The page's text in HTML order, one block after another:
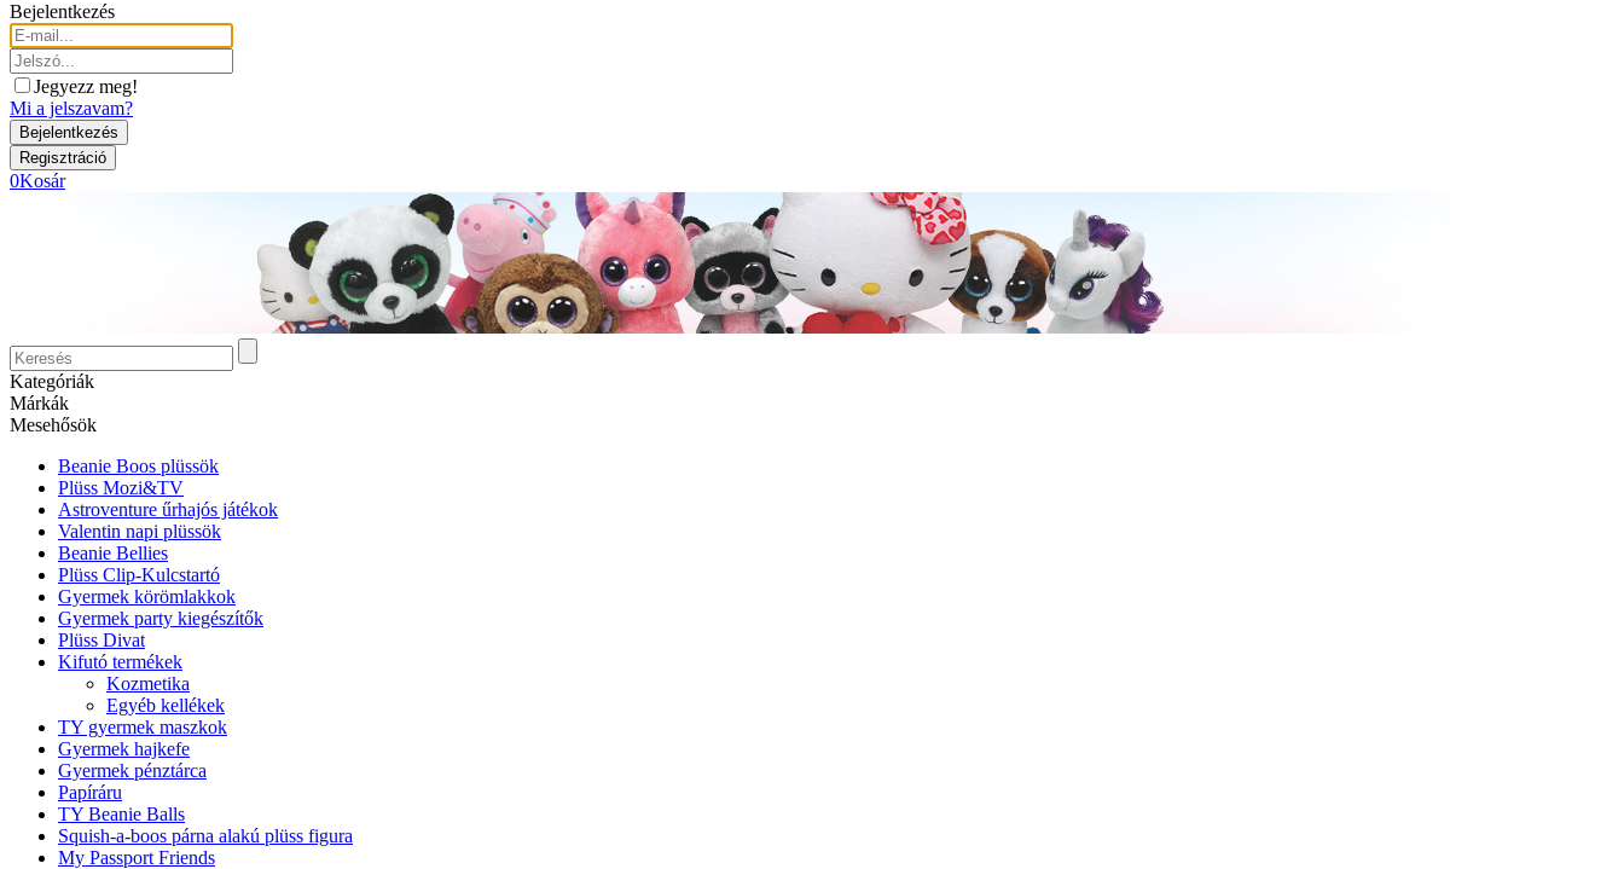
Bejelentkezés
Jegyezz meg!
Mi a jelszavam?
0Kosár
Kategóriák
Márkák
Mesehősök
Beanie Boos plüssök
Plüss Mozi&TV
Astroventure űrhajós játékok
Valentin napi plüssök
Beanie Bellies
Plüss Clip-Kulcstartó
Gyermek körömlakkok
Gyermek party kiegészítők
Plüss Divat
Kifutó termékek
Kozmetika
Egyéb kellékek
TY gyermek maszkok
Gyermek hajkefe
Gyermek pénztárca
Papíráru
TY Beanie Balls
Squish-a-boos párna alakú plüss figura
My Passport Friends